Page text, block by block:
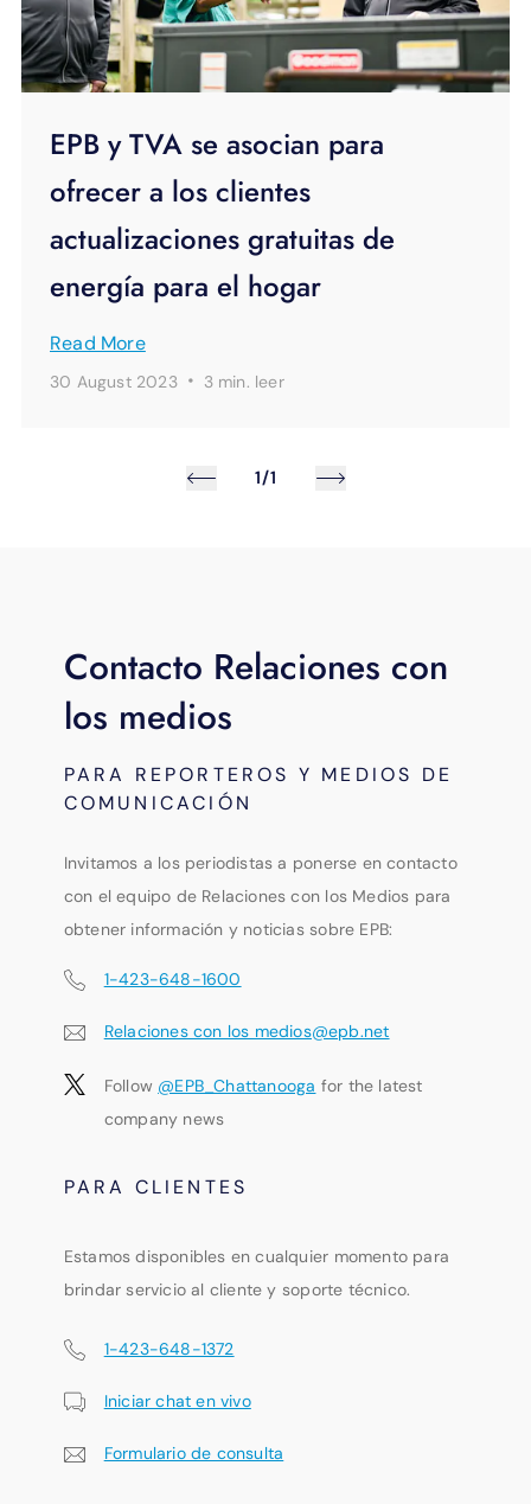
EPB y TVA se asocian para
ofrecer a los clientes
actualizaciones gratuitas de
energía para el hogar
Read More
30 August 2023 · 3 min. leer
1/1
Contacto Relaciones con
los medios
PARA REPORTEROS Y MEDIOS DE
COMUNICACIÓN
Invitamos a los periodistas a ponerse en contacto
con el equipo de Relaciones con los Medios para
obtener información y noticias sobre EPB:
1-423-648-1600
Relaciones con los medios@epb.net
Follow @EPB_Chattanooga for the latest
company news
PARA CLIENTES
Estamos disponibles en cualquier momento para
brindar servicio al cliente y soporte técnico.
1-423-648-1372
Iniciar chat en vivo
Formulario de consulta